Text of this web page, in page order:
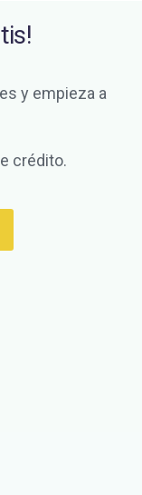
y empieza a
crédito.